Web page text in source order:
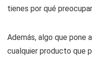
tienes por qué
Además, algo que pone
cualquier producto que